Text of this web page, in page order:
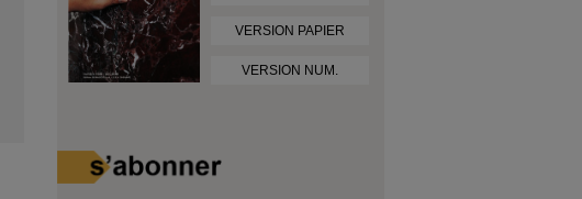
VERSION PAPIER
VERSION NUM.